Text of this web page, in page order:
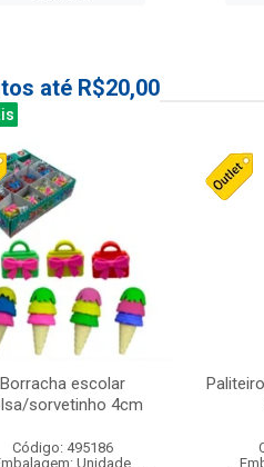
até R$20,00
Borracha escolar
sorvetinho 4cm
Código: 495186
Unidade